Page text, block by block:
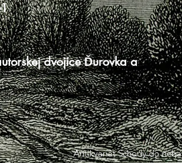
dvojice Ďurovka a
Antikvariát Schody do neba